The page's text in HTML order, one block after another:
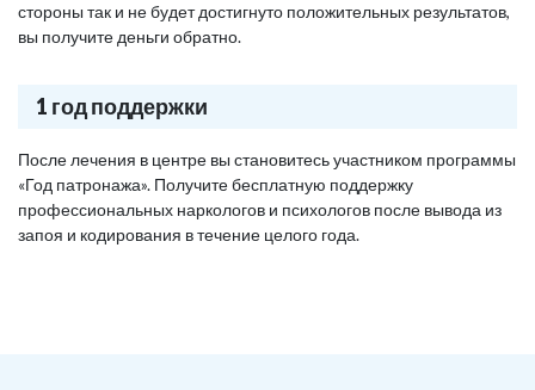
стороны так и не будет достигнуто положительных результатов,
вы получите деньги обратно.
1 год поддержки
После лечения в центре вы становитесь участником программы
«Год патронажа». Получите бесплатную поддержку
профессиональных наркологов и психологов после вывода из
запоя и кодирования в течение целого года.